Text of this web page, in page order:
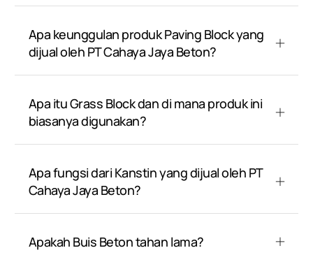
Apa keunggulan produk Paving Block yang
dijual oleh PT Cahaya Jaya Beton?
Apa itu Grass Block dan di mana produk ini
biasanya digunakan?
Apa fungsi dari Kanstin yang dijual oleh PT
Cahaya Jaya Beton?
Apakah Buis Beton tahan lama?